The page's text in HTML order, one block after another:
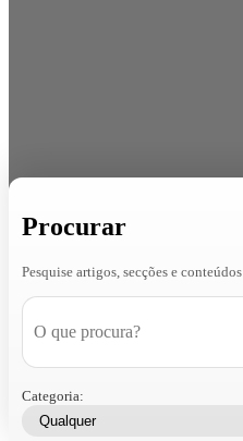
Procurar
Pesquise artigos, secções e conteúdos
Categoria: